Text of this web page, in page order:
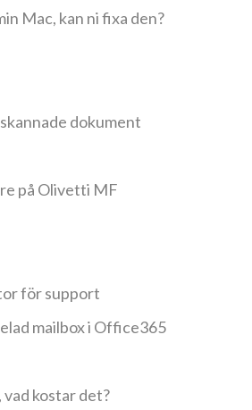
Mac, kan ni fixa den?
dokument
på Olivetti MF
för support
mailbox i Office365
vad kostar det?